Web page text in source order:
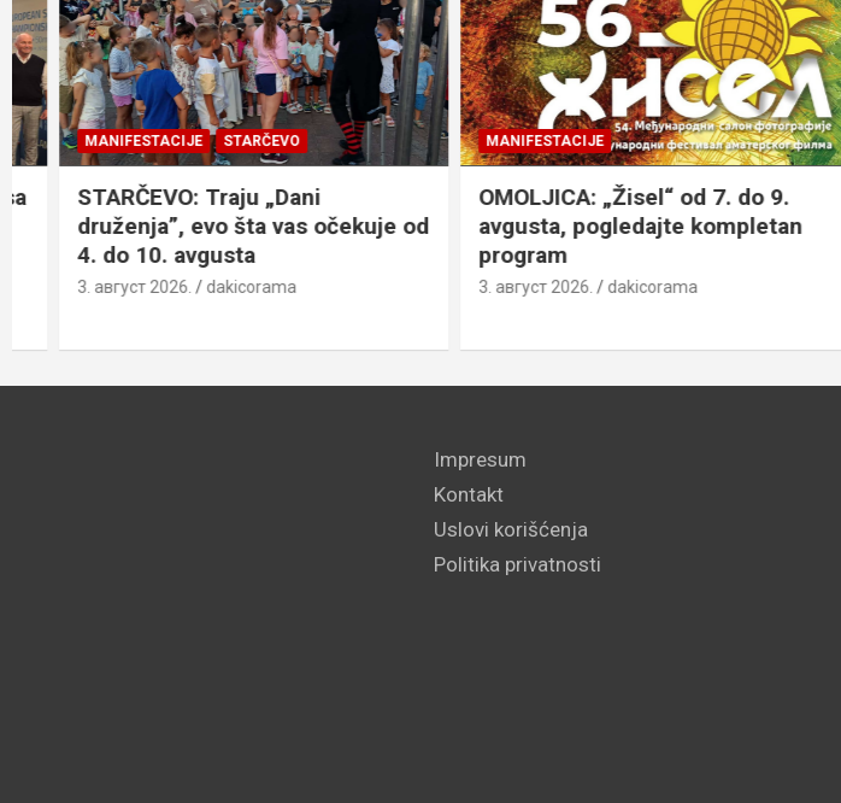
MANIFESTACIJE STARČEVO
STARČEVO: Traju „Dani
druženja”, evo šta vas očekuje od
4. do 10. avgusta
3. август 2026. dakicorama
MANIFESTACIJE
OMOLJICA: „Žisel“ od 7. do 9.
avgusta, pogledajte kompletan
program
3. август 2026. dakicorama
Impresum
Kontakt
Uslovi korišćenja
Politika privatnosti